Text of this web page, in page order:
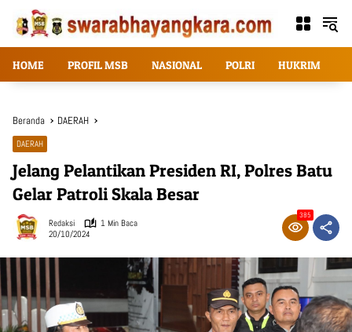
Langsung
konten
HOME PROFIL MSB NASIONAL POLRI HUKRIM
Beranda DAERAH
DAERAH
Jelang Pelantikan Presiden RI, Polres Batu
Gelar Patroli Skala Besar
Redaksi
1 Min Baca
20/10/2024
385